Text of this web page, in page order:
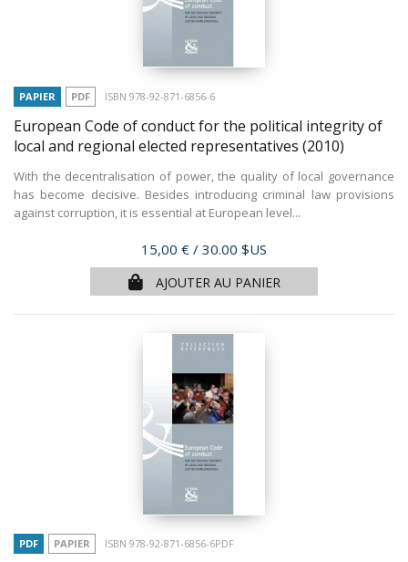
PAPIER PDF ISBN 978-92-871-6856-6
European Code of conduct for the political integrity of
local and regional elected representatives (2010)
With the decentralisation of power, the quality of local governance
has become decisive. Besides introducing criminal law provisions
against corruption, it is essential at European level...
Prix
15,00 € / 30.00 $US
AJOUTER AU PANIER
PDF PAPIER ISBN 978-92-871-6856-6PDF